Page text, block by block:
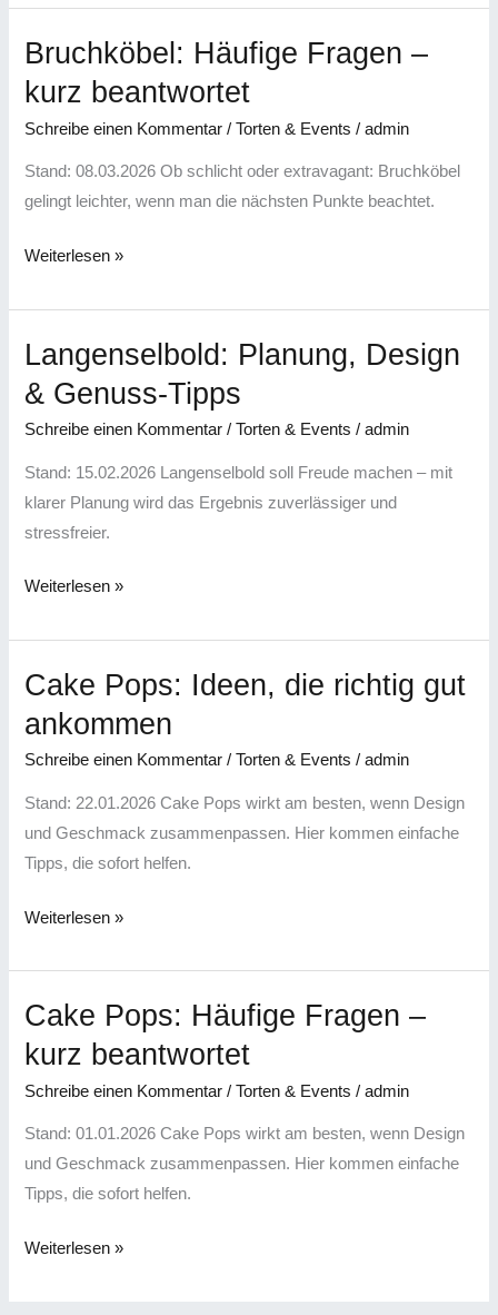
Bruchköbel: Häufige Fragen –
kurz beantwortet
Schreibe einen Kommentar /Torten & Events /admin
Stand: 08.03.2026 Ob schlicht oder extravagant: Bruchköbel
gelingt leichter, wenn man die nächsten Punkte beachtet.
Bruchköbel:
Häufige
Fragen
–
kurz
beantwortet
Weiterlesen »
Langenselbold: Planung, Design
& Genuss-Tipps
Schreibe einen Kommentar /Torten & Events /admin
Stand: 15.02.2026 Langenselbold soll Freude machen – mit
klarer Planung wird das Ergebnis zuverlässiger und
stressfreier.
Langenselbold:
Planung,
Design
&
Genuss-
Tipps
Weiterlesen »
Cake Pops: Ideen, die richtig gut
ankommen
Schreibe einen Kommentar /Torten & Events /admin
Stand: 22.01.2026 Cake Pops wirkt am besten, wenn Design
und Geschmack zusammenpassen. Hier kommen einfache
Tipps, die sofort helfen.
Cake
Pops:
Ideen,
die
richtig
gut
ankommen
Weiterlesen »
Cake Pops: Häufige Fragen –
kurz beantwortet
Schreibe einen Kommentar /Torten & Events /admin
Stand: 01.01.2026 Cake Pops wirkt am besten, wenn Design
und Geschmack zusammenpassen. Hier kommen einfache
Tipps, die sofort helfen.
Cake
Pops:
Häufige
Fragen
–
kurz
beantwortet
Weiterlesen »